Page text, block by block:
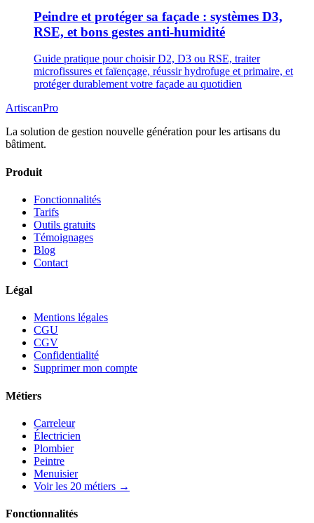
Peindre et protéger sa façade : systèmes D3,
RSE, et bons gestes anti-humidité
Guide pratique pour choisir D2, D3 ou RSE, traiter
microfissures et faïençage, réussir hydrofuge et primaire, et
protéger durablement votre façade au quotidien
ArtiscanPro
La solution de gestion nouvelle génération pour les artisans du
bâtiment.
Produit
Fonctionnalités
Tarifs
Outils gratuits
Témoignages
Blog
Contact
Légal
Mentions légales
CGU
CGV
Confidentialité
Supprimer mon compte
Métiers
Carreleur
Électricien
Plombier
Peintre
Menuisier
Voir les 20 métiers →
Fonctionnalités